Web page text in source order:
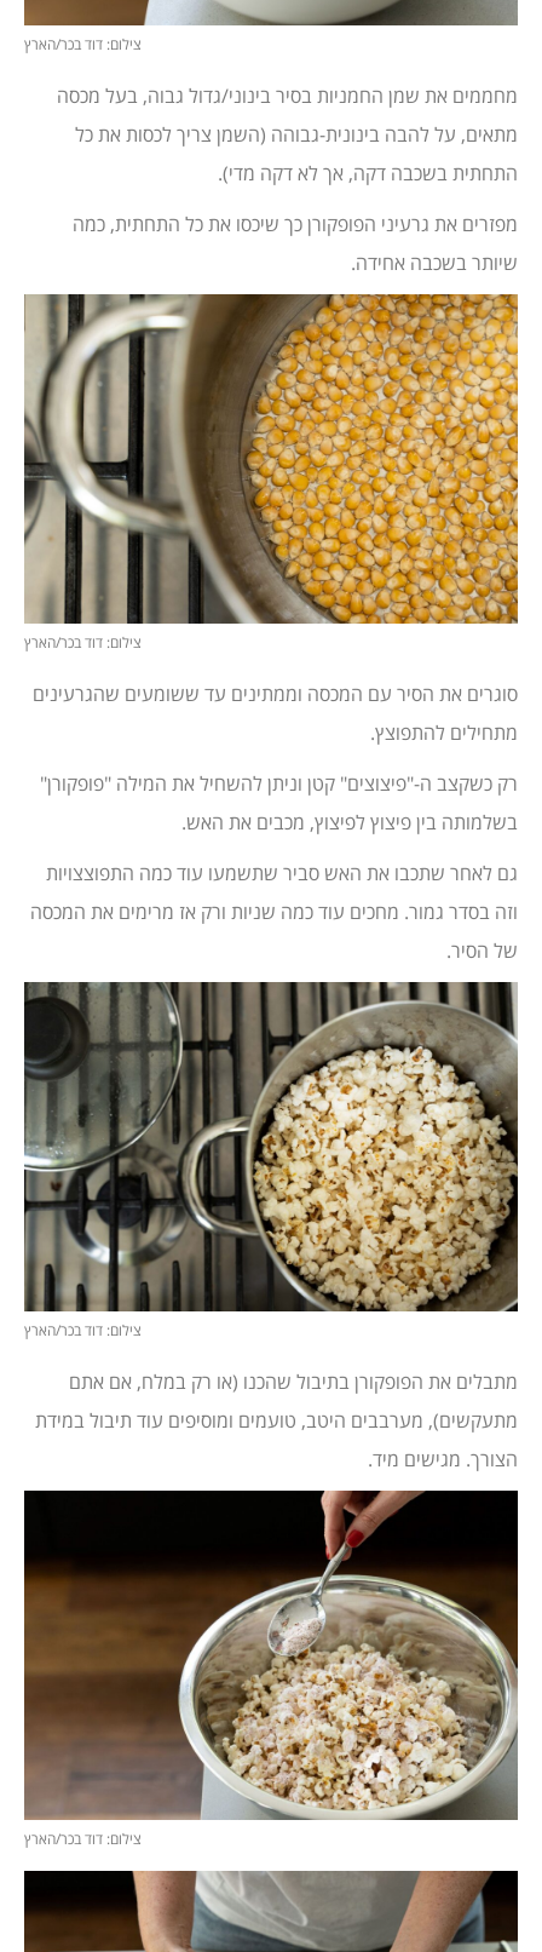
צילום: דוד בכר/הארץ
מחממים את שמן החמניות בסיר בינוני/גדול גבוה, בעל מכסה
מתאים, על להבה בינונית-גבוהה (השמן צריך לכסות את כל
התחתית בשכבה דקה, אך לא דקה מדי).
מפזרים את גרעיני הפופקורן כך שיכסו את כל התחתית, כמה
שיותר בשכבה אחידה.
צילום: דוד בכר/הארץ
סוגרים את הסיר עם המכסה וממתינים עד ששומעים שהגרעינים
מתחילים להתפוצץ.
רק כשקצב ה-"פיצוצים" קטן וניתן להשחיל את המילה "פופקורן"
בשלמותה בין פיצוץ לפיצוץ, מכבים את האש.
גם לאחר שתכבו את האש סביר שתשמעו עוד כמה התפוצצויות
וזה בסדר גמור. מחכים עוד כמה שניות ורק אז מרימים את המכסה
של הסיר.
צילום: דוד בכר/הארץ
מתבלים את הפופקורן בתיבול שהכנו (או רק במלח, אם אתם
מתעקשים), מערבבים היטב, טועמים ומוסיפים עוד תיבול במידת
הצורך. מגישים מיד.
צילום: דוד בכר/הארץ